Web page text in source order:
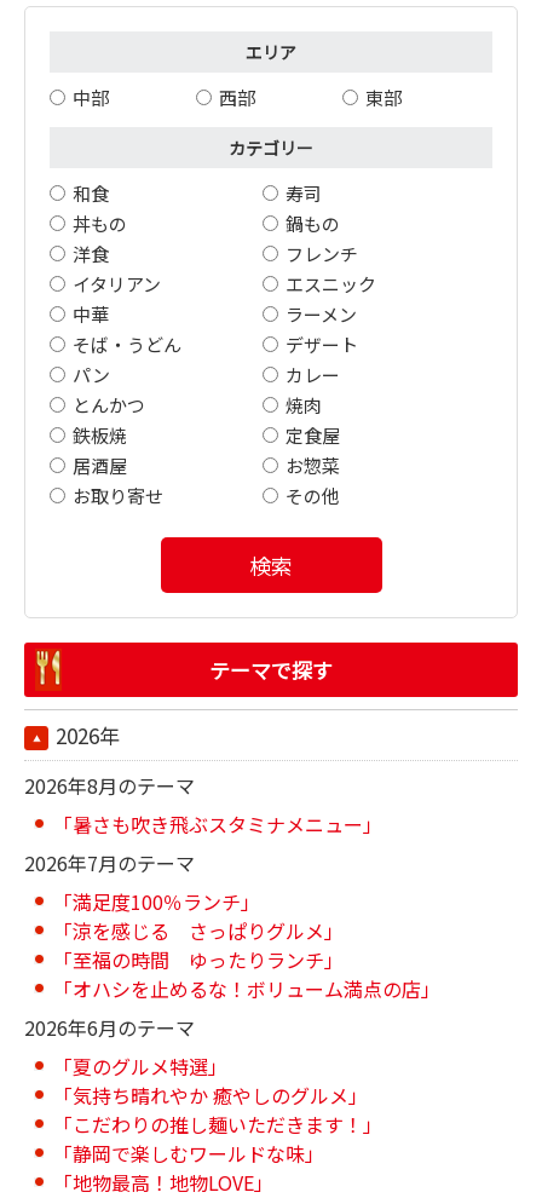
エリア
中部 西部 東部
カテゴリー
和食
寿司
丼もの
鍋もの
洋食
フレンチ
イタリアン
エスニック
中華
ラーメン
そば・うどん
デザート
パン
カレー
とんかつ
焼肉
鉄板焼
定食屋
居酒屋
お惣菜
お取り寄せ
その他
検索
テーマで探す
2026年
2026年8月のテーマ
「暑さも吹き飛ぶスタミナメニュー」
2026年7月のテーマ
「満足度100％ランチ」
「涼を感じる さっぱりグルメ」
「至福の時間 ゆったりランチ」
「オハシを止めるな！ボリューム満点の店」
2026年6月のテーマ
「夏のグルメ特選」
「気持ち晴れやか 癒やしのグルメ」
「こだわりの推し麺いただきます！」
「静岡で楽しむワールドな味」
「地物最高！地物LOVE」